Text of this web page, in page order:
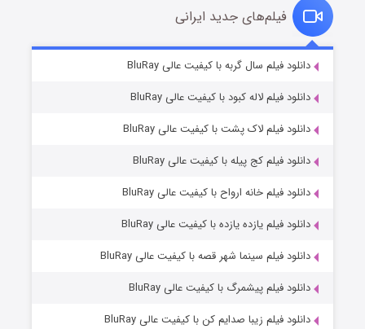
قسمت۲ (زیرنویس) منتشر شد
فیلم‌های جدید ایرانی
دانلود فیلم سال گربه با کیفیت عالی BluRay
دانلود فیلم لاله کبود با کیفیت عالی BluRay
دانلود فیلم لاک پشت با کیفیت عالی BluRay
دانلود فیلم کج‌ پیله با کیفیت عالی BluRay
دانلود فیلم خانه ارواح با کیفیت عالی BluRay
دانلود فیلم یازده یازده با کیفیت عالی BluRay
دانلود فیلم سینما شهر قصه با کیفیت عالی BluRay
دانلود فیلم پیشمرگ با کیفیت عالی BluRay
دانلود فیلم زیبا صدایم کن با کیفیت عالی BluRay